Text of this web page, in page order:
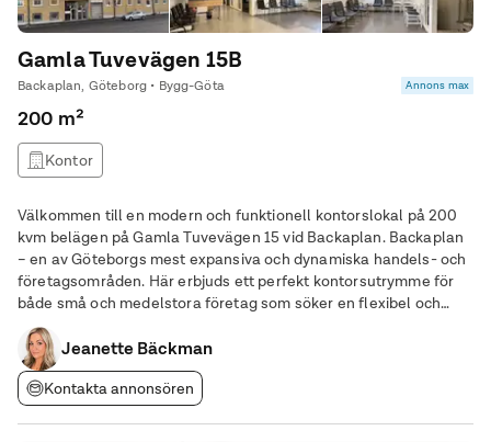
Gamla Tuvevägen 15B
Backaplan, Göteborg • Bygg-Göta Annons max
200 m²
Kontor
Välkommen till en modern och funktionell kontorslokal på 200
kvm belägen på Gamla Tuvevägen 15 vid Backaplan. Backaplan
– en av Göteborgs mest expansiva och dynamiska handels- och
företagsområden. Här erbjuds ett perfekt kontorsutrymme för
både små och medelstora företag som söker en flexibel och
attraktiv arbetsmiljö. Lokalen består av 7 ljusa och välplanerade
kontorsrum, vilket ger möjlighet
Jeanette Bäckman
Kontakta annonsören